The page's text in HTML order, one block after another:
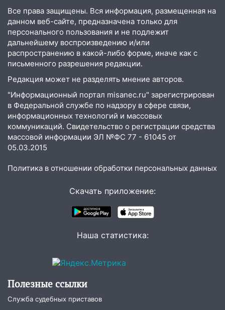
20:10 Во время урагана в Ульяновске на
Волге перевернулась лодка
19:55 В Ульяновске упавшее дерево
заблокировало в машине двух женщин
17:15 В Ульяновской области
ремонтируют девять мостов: один уже
готов, ещё два — почти завершены
17:00 «Ульяновскалипсис»: последствия
урагана 8 августа
16:38
Прогноз погоды в Ульяновской
области на 9 августа
16:34
Из-за мощной непогоды в
Мелекесский район первым в
Ульяновской области намолотил более
100 тысяч тонн зерна
Ульяновской области подали более 10
15:04 Фоторепортаж с улиц Ульяновска
после шторма: поваленные деревья и
Все права защищены. Вся информация, размещенная на
данном веб-сайте, предназначена только для
персонального пользования и не подлежит
дальнейшему воспроизведению и/или
распространению в какой-либо форме, иначе как с
письменного разрешения редакции.
Редакция может не разделять мнение авторов.
"Информационный портал misanec.ru" зарегистрирован
в Федеральной службе по надзору в сфере связи,
информационных технологий и массовых
коммуникаций. Свидетельство о регистрации средства
массовой информации ЭЛ №ФС 77 - 61045 от
05.03.2015
Политика в отношении обработки персональных данных
Скачать приложение:
Наша статистика:
Полезные ссылки
Служба судебных приставов